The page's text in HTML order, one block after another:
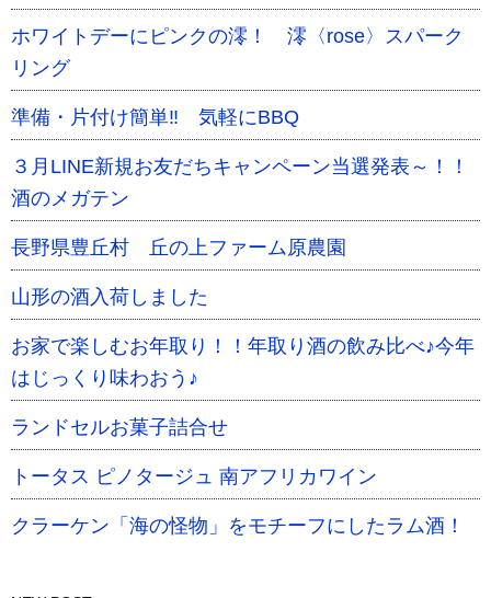
ホワイトデーにピンクの澪！ 澪〈rose〉スパーク
リング
準備・片付け簡単‼ 気軽にBBQ
３月LINE新規お友だちキャンペーン当選発表～！！
酒のメガテン
長野県豊丘村 丘の上ファーム原農園
山形の酒入荷しました
お家で楽しむお年取り！！年取り酒の飲み比べ♪今年
はじっくり味わおう♪
ランドセルお菓子詰合せ
トータス ピノタージュ 南アフリカワイン
クラーケン「海の怪物」をモチーフにしたラム酒！